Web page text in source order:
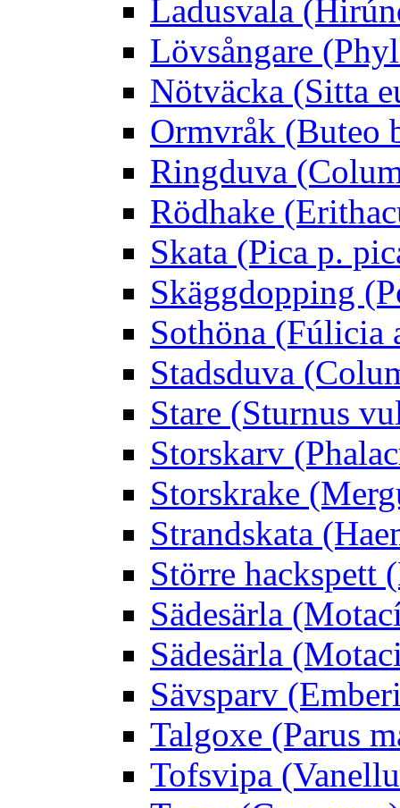
Ladusvala
Lövsångare
Nötväcka (Sitta
Ormvråk (Buteo
Ringduva
Rödhake
Skata (Pica p.
Skäggdopping
Sothöna (Fúlicia
Stadsduva
Stare (Sturnus
Storskarv
Storskrake
Strandskata
Större hackspett
Sädesärla
Sädesärla
Sävsparv
Talgoxe (Parus
Tofsvipa